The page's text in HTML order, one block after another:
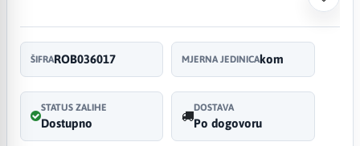
ŠIFRAROB036017 MJERNA JEDINICAkom
STATUS ZALIHE
Dostupno
DOSTAVA
Po dogovoru